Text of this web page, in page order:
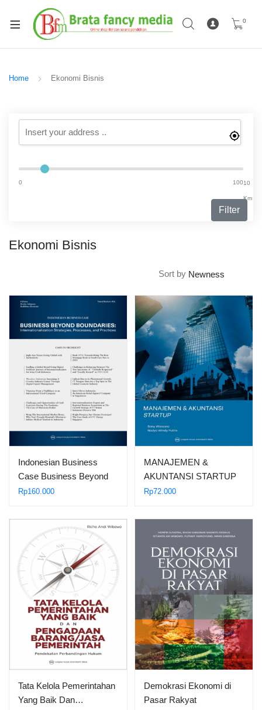
0
Home Ekonomi Bisnis
0 10
Km
100
Filter
Ekonomi Bisnis
Sort by
Indonesian Business
Case Business Beyond
Boundaries:…
Rp160.000
MANAJEMEN &
AKUNTANSI STARTUP
Rp72.000
Tata Kelola Pemerintahan
Yang Baik Dan…
Demokrasi Ekonomi di
Pasar Rakyat